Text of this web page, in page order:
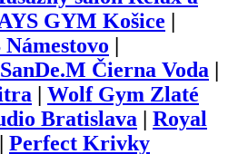
GYM Košice
Čierna Voda
Wolf Gym Zlaté
Bratislava
Royal
Perfect Krivky